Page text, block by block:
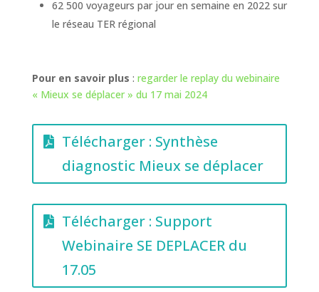
62 500 voyageurs par jour en semaine en 2022 sur
le réseau TER régional
Pour en savoir plus : regarder le replay du webinaire
« Mieux se déplacer » du 17 mai 2024
Télécharger : Synthèse
diagnostic Mieux se déplacer
Télécharger : Support
Webinaire SE DEPLACER du
17.05